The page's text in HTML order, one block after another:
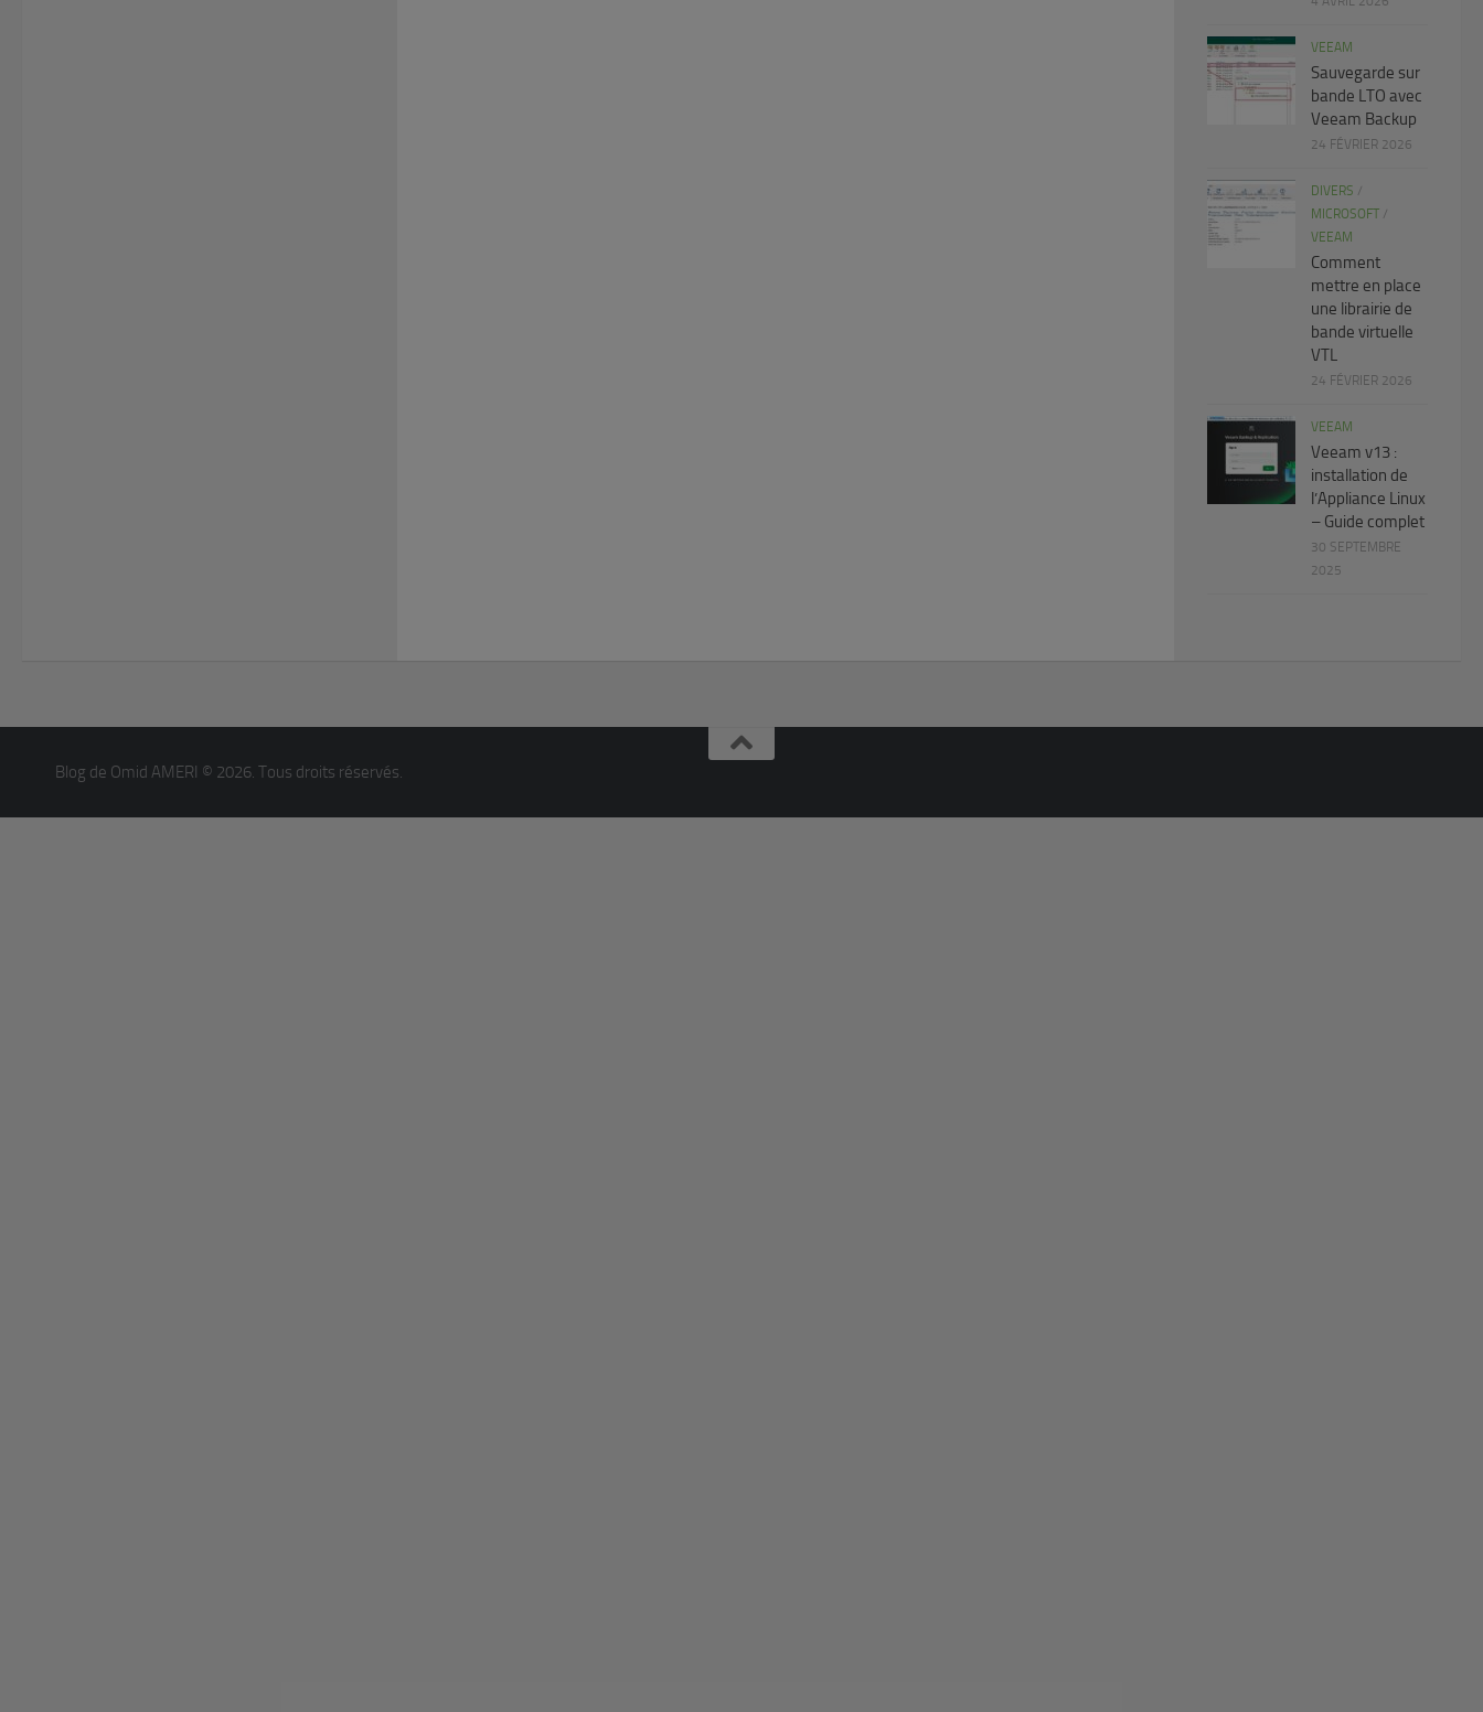
VEEAM
Sauvegarde sur
bande LTO avec
Veeam Backup
24 FÉVRIER 2026
DIVERS /
MICROSOFT /
VEEAM
Comment
mettre en place
une librairie de
bande virtuelle
VTL
24 FÉVRIER 2026
VEEAM
Veeam v13 :
installation de
l’Appliance Linux
– Guide complet
30 SEPTEMBRE
2025
Blog de Omid AMERI © 2026. Tous droits réservés.